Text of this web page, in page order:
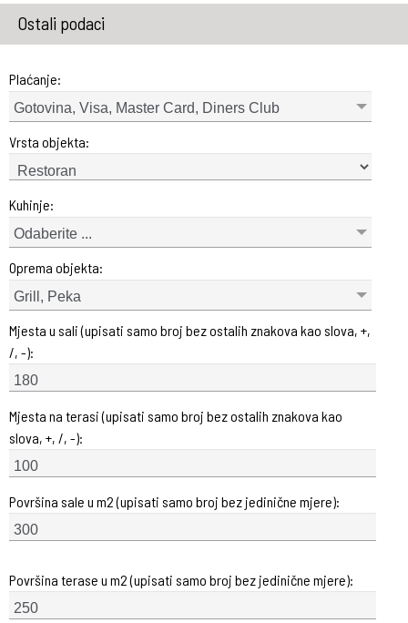
Ostali podaci
Plaćanje:
Gotovina, Visa, Master Card, Diners Club
Vrsta objekta:
Kuhinje:
Odaberite ...
Oprema objekta:
Grill, Peka
Mjesta u sali (upisati samo broj bez ostalih znakova kao slova, +,
/, -):
Mjesta na terasi (upisati samo broj bez ostalih znakova kao
slova, +, /, -):
Površina sale u m2 (upisati samo broj bez jedinične mjere):
Površina terase u m2 (upisati samo broj bez jedinične mjere):